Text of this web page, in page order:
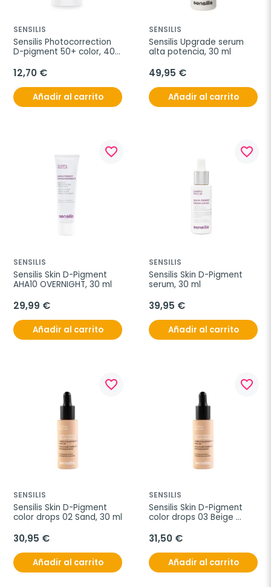
SENSILIS
Sensilis Photocorrection
D-pigment 50+ color, 40
12,70 €
Añadir al carrito
SENSILIS
Sensilis Upgrade serum
alta potencia, 30 ml
49,95 €
Añadir al carrito
favorite_border
SENSILIS
Sensilis Skin D-Pigment
AHA10 OVERNIGHT, 30 ml
29,99 €
Añadir al carrito
favorite_border
SENSILIS
Sensilis Skin D-Pigment
serum, 30 ml
39,95 €
Añadir al carrito
favorite_border
SENSILIS
Sensilis Skin D-Pigment
color drops 02 Sand, 30 ml
30,95 €
Añadir al carrito
favorite_border
SENSILIS
Sensilis Skin D-Pigment
color drops 03 Beige
31,50 €
Añadir al carrito